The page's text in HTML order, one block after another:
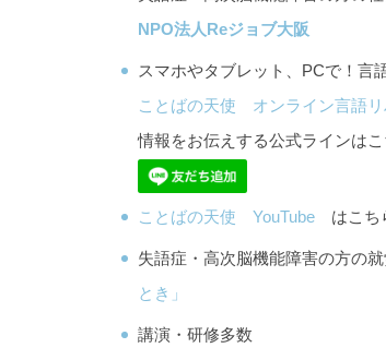
NPO法人Reジョブ大阪
スマホやタブレット、PCで！言
ことばの天使 オンライン言語リ
情報をお伝えする公式ラインはこ
ことばの天使 YouTube はこち
失語症・高次脳機能障害の方の
とき」
講演・研修多数